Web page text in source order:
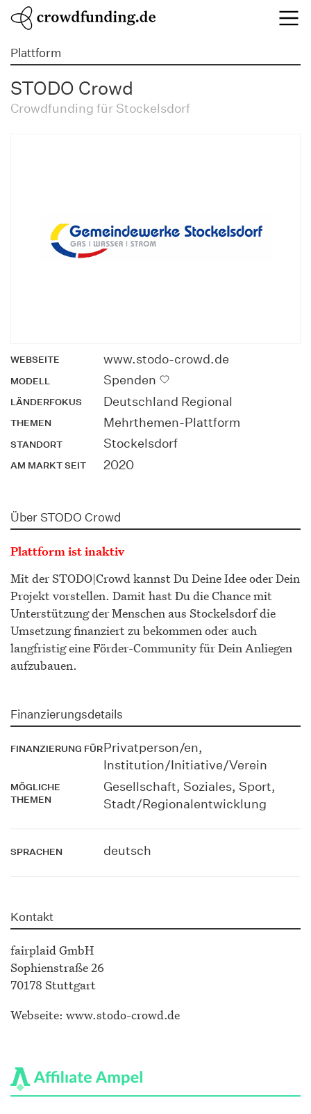
Plattform
STODO Crowd
Crowdfunding für Stockelsdorf
WEBSEITE www.stodo-crowd.de
MODELL Spenden
LÄNDERFOKUS Deutschland Regional
THEMEN Mehrthemen-Plattform
STANDORT Stockelsdorf
AM MARKT SEIT 2020
Über STODO Crowd
Plattform ist inaktiv
Mit der STODO|Crowd kannst Du Deine Idee oder Dein
Projekt vorstellen. Damit hast Du die Chance mit
Unterstützung der Menschen aus Stockelsdorf die
Umsetzung finanziert zu bekommen oder auch
langfristig eine Förder-Community für Dein Anliegen
aufzubauen.
Finanzierungsdetails
FINANZIERUNG FÜRPrivatperson/en,
Institution/Initiative/Verein
MÖGLICHE
THEMEN
Gesellschaft, Soziales, Sport,
Stadt/Regionalentwicklung
SPRACHEN deutsch
Kontakt
fairplaid GmbH
Sophienstraße 26
70178 Stuttgart
Webseite: www.stodo-crowd.de